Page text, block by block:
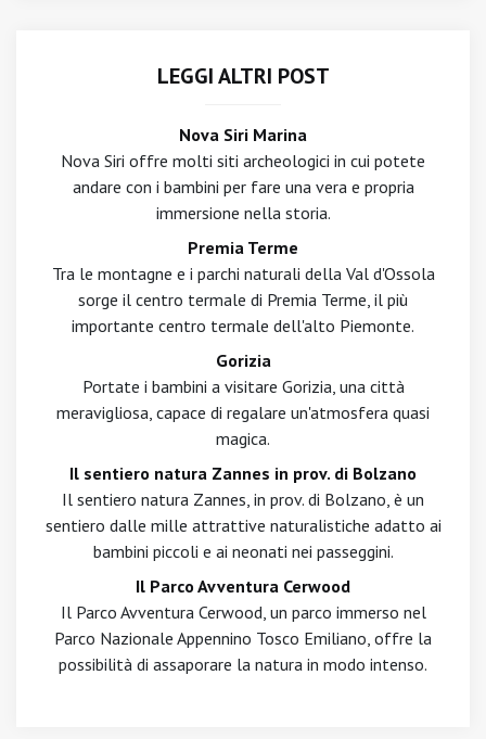
LEGGI ALTRI POST
Nova Siri Marina
Nova Siri offre molti siti archeologici in cui potete
andare con i bambini per fare una vera e propria
immersione nella storia.
Premia Terme
Tra le montagne e i parchi naturali della Val d'Ossola
sorge il centro termale di Premia Terme, il più
importante centro termale dell'alto Piemonte.
Gorizia
Portate i bambini a visitare Gorizia, una città
meravigliosa, capace di regalare un'atmosfera quasi
magica.
Il sentiero natura Zannes in prov. di Bolzano
Il sentiero natura Zannes, in prov. di Bolzano, è un
sentiero dalle mille attrattive naturalistiche adatto ai
bambini piccoli e ai neonati nei passeggini.
Il Parco Avventura Cerwood
Il Parco Avventura Cerwood, un parco immerso nel
Parco Nazionale Appennino Tosco Emiliano, offre la
possibilità di assaporare la natura in modo intenso.